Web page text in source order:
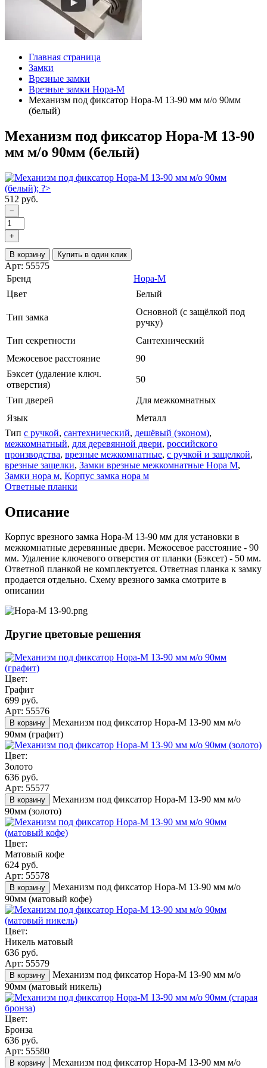
Главная страница
Замки
Врезные замки
Врезные замки Нора-М
Механизм под фиксатор Нора-М 13-90 мм м/о 90мм
(белый)
Механизм под фиксатор Нора-М 13-90
мм м/о 90мм (белый)
512 руб.
−
+
В корзину Купить в один клик
Арт: 55575
Бренд
Нора-М
Цвет
Белый
Тип замка
Основной (с защёлкой под
ручку)
Тип секретности
Сантехнический
Межосевое расстояние
90
Бэксет (удаление ключ.
отверстия)
50
Тип дверей
Для межкомнатных
Язык
Металл
Тип с ручкой, сантехнический, дешёвый (эконом),
межкомнатный, для деревянной двери, российского
производства, врезные межкомнатные, с ручкой и защелкой,
врезные защелки, Замки врезные межкомнатные Нора М,
Замки нора м, Корпус замка нора м
Ответные планки
Описание
Корпус врезного замка Нора-М 13-90 мм для установки в
межкомнатные деревянные двери. Межосевое расстояние - 90
мм. Удаление ключевого отверстия от планки (Бэксет) - 50 мм.
Ответной планкой не комплектуется. Ответная планка к замку
продается отдельно. Схему врезного замка смотрите в
описании
Другие цветовые решения
Цвет:
Графит
699 руб.
Арт: 55576
В корзину
Механизм под фиксатор Нора-М 13-90 мм м/о
90мм (графит)
Цвет:
Золото
636 руб.
Арт: 55577
В корзину
Механизм под фиксатор Нора-М 13-90 мм м/о
90мм (золото)
Цвет:
Матовый кофе
624 руб.
Арт: 55578
В корзину
Механизм под фиксатор Нора-М 13-90 мм м/о
90мм (матовый кофе)
Цвет:
Никель матовый
636 руб.
Арт: 55579
В корзину
Механизм под фиксатор Нора-М 13-90 мм м/о
90мм (матовый никель)
Цвет:
Бронза
636 руб.
Арт: 55580
В корзину
Механизм под фиксатор Нора-М 13-90 мм м/о